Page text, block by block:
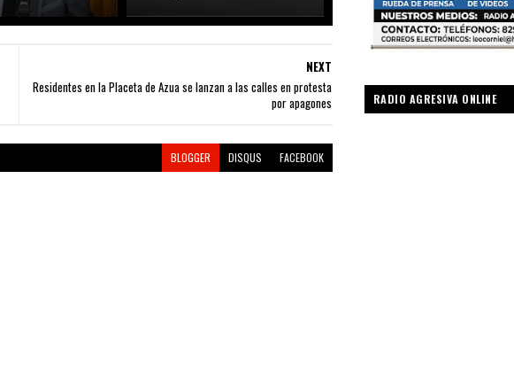
NEXT
Residentes en la Placeta de Azua se lanzan a las calles en protesta
por apagones
BLOGGER DISQUS FACEBOOK
RADIO AGRESIVA ONLINE